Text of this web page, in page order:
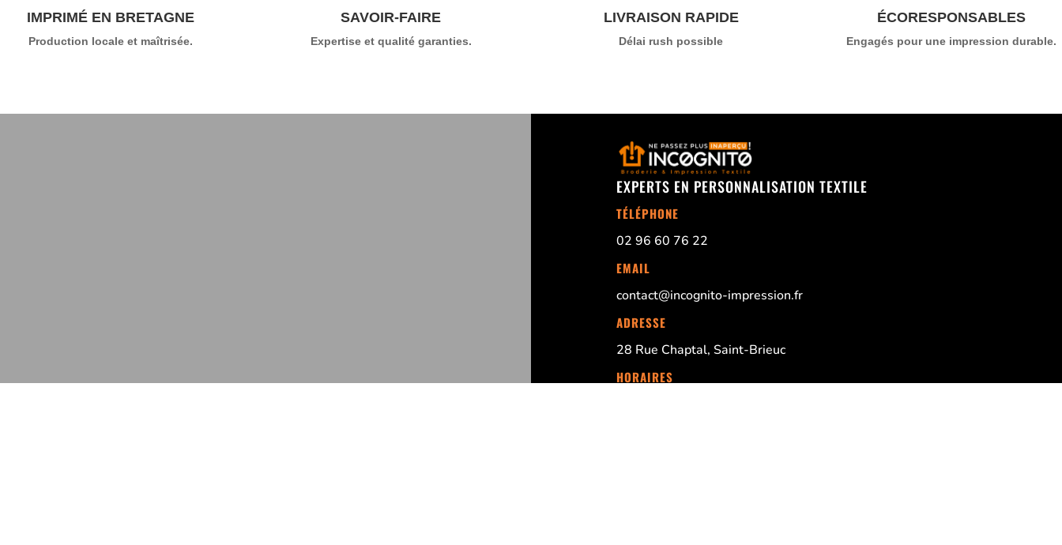
IMPRIMÉ EN BRETAGNE
Production locale et maîtrisée.
SAVOIR-FAIRE
Expertise et qualité garanties.
LIVRAISON RAPIDE
Délai rush possible
ÉCORESPONSABLES
Engagés pour une impression durable.
EXPERTS EN PERSONNALISATION TEXTILE
TÉLÉPHONE
02 96 60 76 22
EMAIL
contact@incognito-impression.fr
ADRESSE
28 Rue Chaptal, Saint-Brieuc
HORAIRES